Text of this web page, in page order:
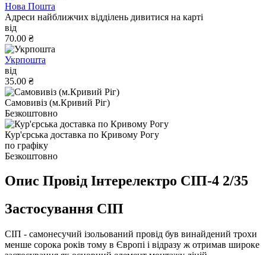
Нова Пошта
Адреси найближчих відділень дивитися на карті
від
70.00 ₴
Укрпошта
від
35.00 ₴
Самовивіз (м.Кривий Ріг)
Безкоштовно
Кур'єрська доставка по Кривому Рогу
по графіку
Безкоштовно
Опис Провід Інтерелектро СІП-4 2/35
Застосування СІП
СІП - самонесучий ізольований провід був винайдений трохи
менше сорока років тому в Європі і відразу ж отримав широке